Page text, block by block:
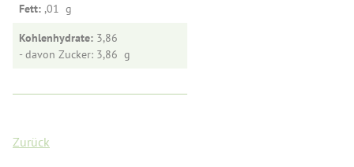
Fett: ,01
Kohlenhydrate: 3,86
- davon Zucker: 3,86
Zurück